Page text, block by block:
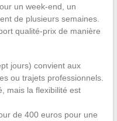
un week-end, un
de plusieurs semaines.
qualité-prix de manière
jours) convient aux
ou trajets professionnels.
mais la flexibilité est
de 400 euros pour une